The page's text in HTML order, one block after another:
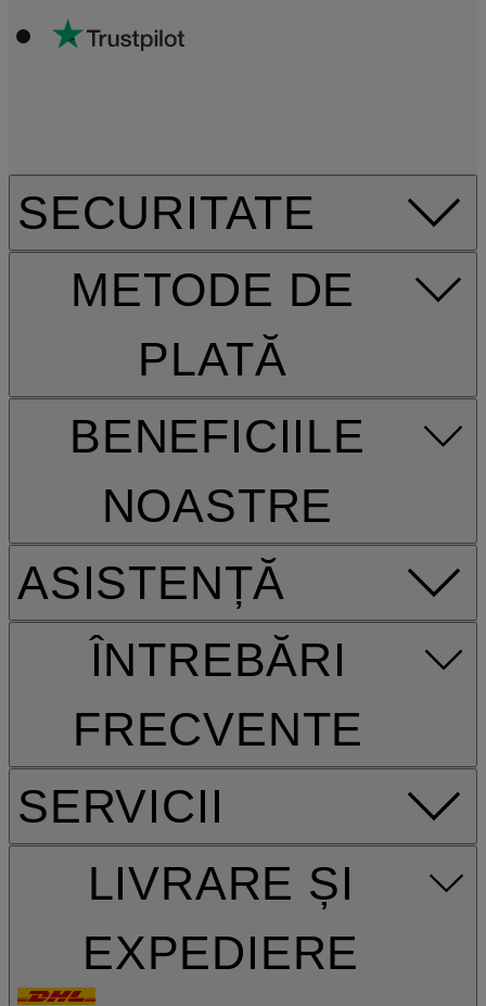
ASISTENȚĂ
ÎNTREBĂRI
FRECVENTE
SERVICII
LIVRARE ȘI
EXPEDIERE
SECURITATE
METODE DE
PLATĂ
BENEFICIILE
NOASTRE